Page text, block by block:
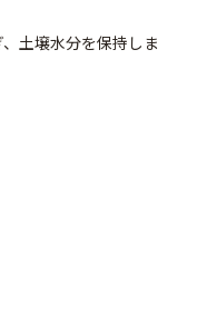
土壌水分を保持しま